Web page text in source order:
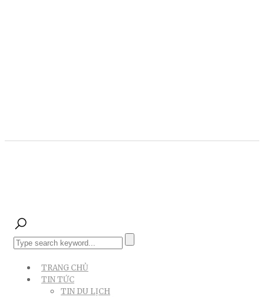
TRANG CHỦ
TIN TỨC
TIN DU LỊCH